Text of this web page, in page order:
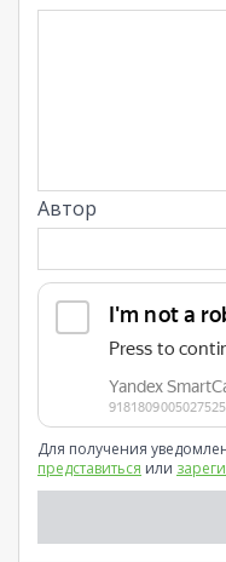
Автор
Для получения
представиться или